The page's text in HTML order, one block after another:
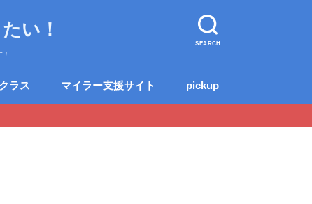
SEARCH
い！
ラス マイラー支援サイト pickup